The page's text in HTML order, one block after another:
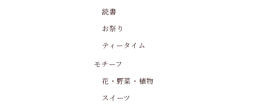
読書
お祭り
ティータイム
モチーフ
花・野菜・植物
スイーツ